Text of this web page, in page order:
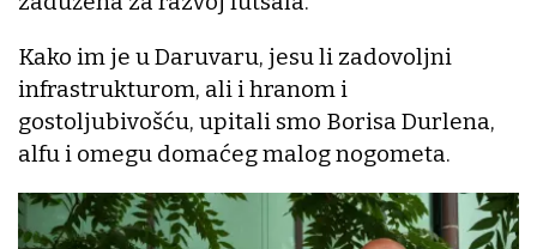
Kako im je u Daruvaru, jesu li zadovoljni
infrastrukturom, ali i hranom i
gostoljubivošću, upitali smo Borisa Durlena,
alfu i omegu domaćeg malog nogometa.